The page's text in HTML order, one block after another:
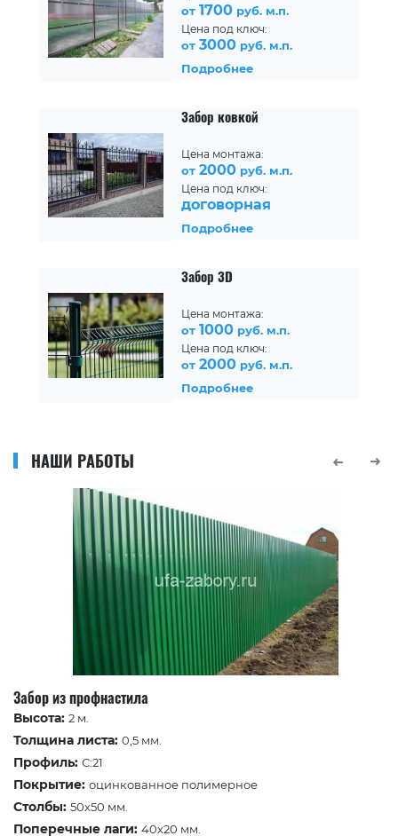
от 1700 руб. м.п.
Цена под ключ:
от 3000 руб. м.п.
Подробнее
Забор ковкой
Цена монтажа:
от 2000 руб. м.п.
Цена под ключ:
договорная
Подробнее
Забор 3D
Цена монтажа:
от 1000 руб. м.п.
Цена под ключ:
от 2000 руб. м.п.
Подробнее
НАШИ РАБОТЫ
Забор из профнастила
Высота: 2 м.
Толщина листа: 0,5 мм.
Профиль: С:21
Покрытие: оцинкованное полимерное
Столбы: 50х50 мм.
Поперечные лаги: 40х20 мм.